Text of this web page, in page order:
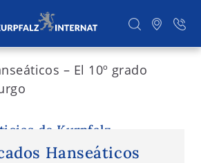
de Kurpfalz
Hanseáticos